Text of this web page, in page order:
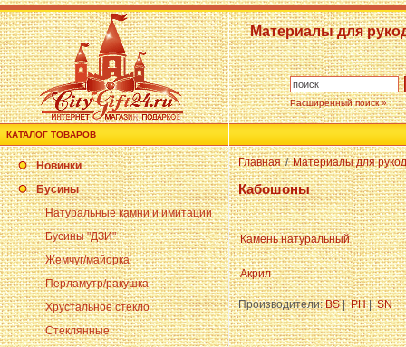
Материалы для
Расширенный поиск »
КАТАЛОГ ТОВАРОВ
Новинки
Бусины
Натуральные камни и имитации
Бусины "ДЗИ"
Жемчуг/майорка
Перламутр/ракушка
Хрустальное стекло
Стеклянные
Главная / Материалы для
Кабошоны
Камень натуральный
Акрил
Производители:BS| PH| SN